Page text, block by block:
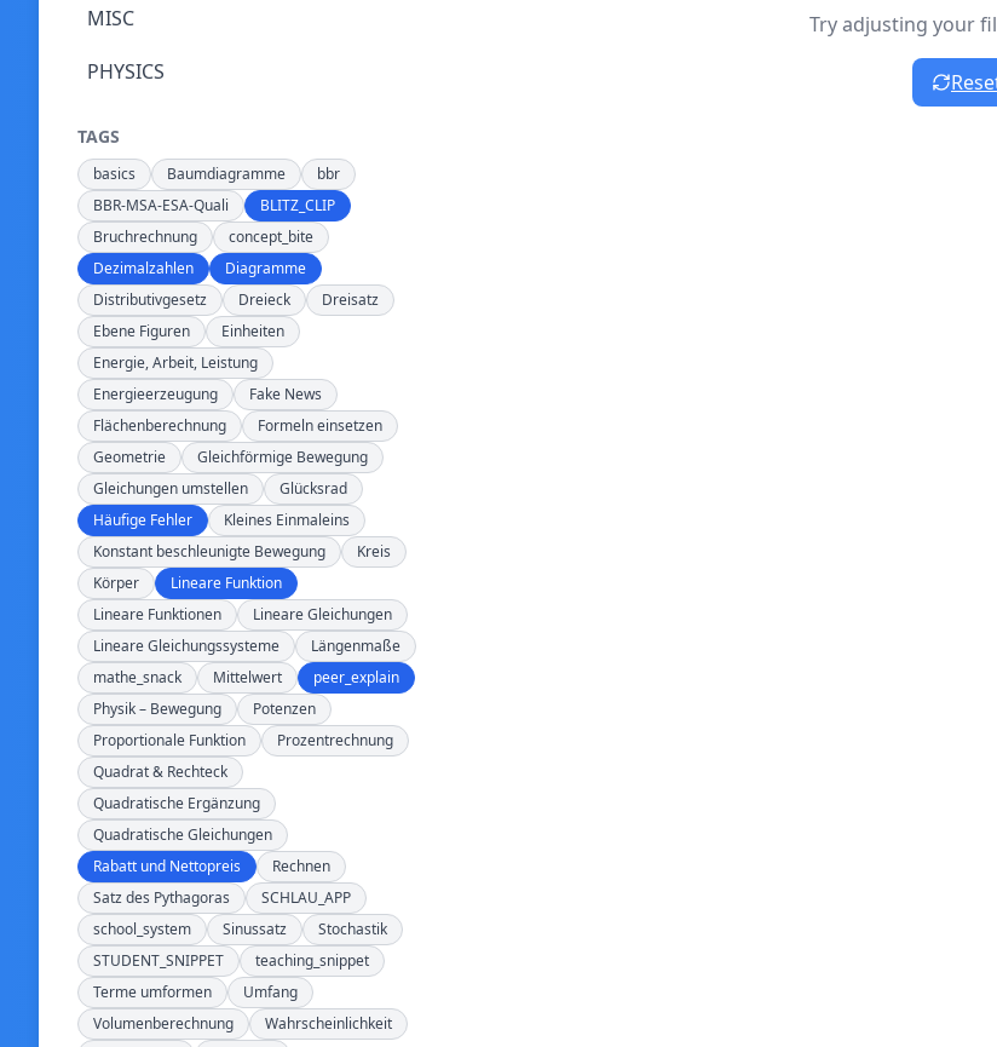
MISC
PHYSICS
TAGS
basics Baumdiagramme
bbr
BBR-MSA-ESA-Quali
BLITZ_CLIP
Bruchrechnung
concept_bite
Dezimalzahlen
Diagramme
Distributivgesetz
Dreieck
Dreisatz
Ebene Figuren
Einheiten
Energie, Arbeit, Leistung
Energieerzeugung
Fake News
Flächenberechnung
Formeln einsetzen
Geometrie
Gleichförmige Bewegung
Gleichungen umstellen
Glücksrad
Häufige Fehler
Kleines Einmaleins
Konstant beschleunigte Bewegung
Kreis
Körper
Lineare Funktion
Lineare Funktionen
Lineare Gleichungen
Lineare Gleichungssysteme
Längenmaße
mathe_snack
Mittelwert
peer_explain
Physik – Bewegung
Potenzen
Proportionale Funktion
Prozentrechnung
Quadrat & Rechteck
Quadratische Ergänzung
Quadratische Gleichungen
Rabatt und Nettopreis
Rechnen
Satz des Pythagoras
SCHLAU_APP
school_system
Sinussatz
Stochastik
STUDENT_SNIPPET
teaching_snippet
Terme umformen
Umfang
Volumenberechnung
Wahrscheinlichkeit
Try adjusting your